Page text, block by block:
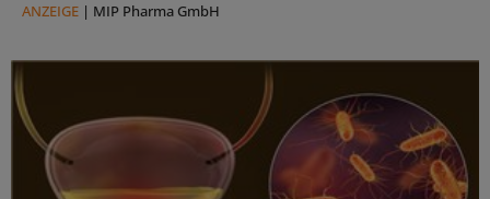
ANZEIGE | MIP Pharma GmbH